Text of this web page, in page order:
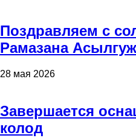
Поздравляем с
Рамазана
28 мая 2026
Завершается
колод